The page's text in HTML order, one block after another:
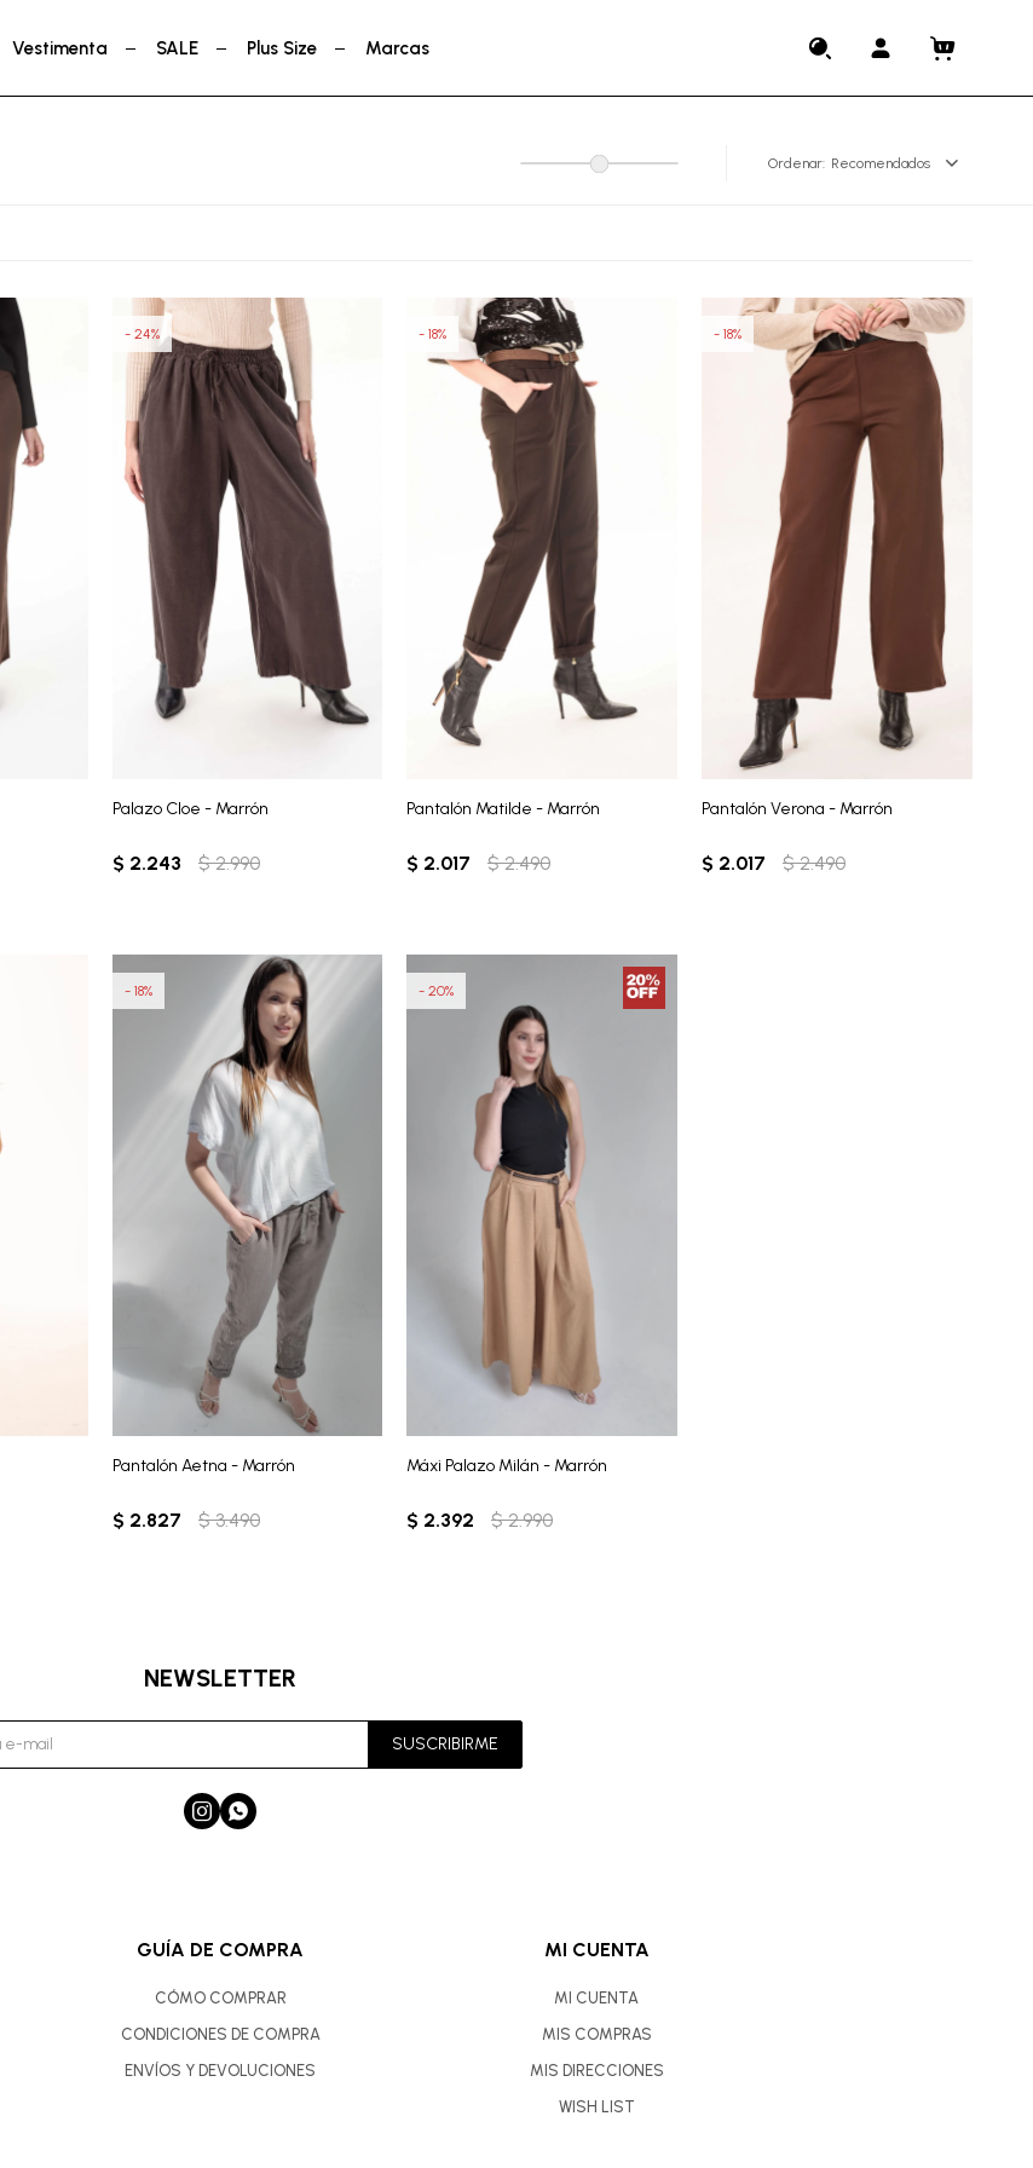
Vestimenta SALE Plus Size Marcas
Recomendados
Palazo Cloe - Marrón
$ 2.243 $ 2.990
24
Pantalón Matilde - Marrón
$ 2.017 $ 2.490
18
Pantalón Verona - Marrón
$ 2.017 $ 2.490
18
Pantalón Aetna - Marrón
$ 2.827 $ 3.490
18
Máxi Palazo Milán - Marrón
$ 2.392 $ 2.990
20
GUÍA DE COMPRA
CÓMO COMPRAR
CONDICIONES DE COMPRA
ENVÍOS Y DEVOLUCIONES
MI CUENTA
MI CUENTA
MIS COMPRAS
MIS DIRECCIONES
WISH LIST
NEWSLETTER
SUSCRIBIRME
 